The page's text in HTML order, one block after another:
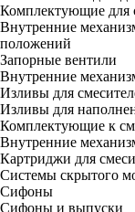
Комплектующие для
Внутренние
положений
Запорные вентили
Внутренние
Изливы для
Изливы для
Комплектующие к
Внутренние
Картриджи для
Системы скрытого
Сифоны
Сифоны и выпуски